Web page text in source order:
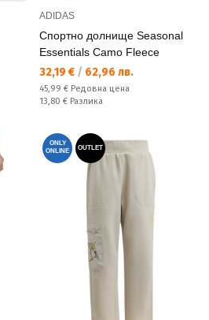
ADIDAS
Спортно долнище Seasonal
Essentials Camo Fleece
Текуща цена:
32,19 € / 62,96 лв.
Редовна цена:
45,99 € Редовна цена
Спестявате:
13,80 € Разлика
ONLY
ONLINE
OUTLET